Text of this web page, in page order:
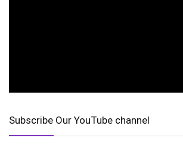
Subscribe Our YouTube channel